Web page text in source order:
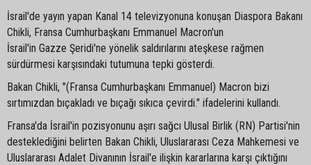
İsrail'de yayın yapan Kanal 14 televizyonuna konuşan Diaspora Bakanı
Chikli, Fransa Cumhurbaşkanı Emmanuel Macron'un
İsrail'in Gazze Şeridi'ne yönelik saldırılarını ateşkese rağmen
sürdürmesi karşısındaki tutumuna tepki gösterdi.
Bakan Chikli, "(Fransa Cumhurbaşkanı Emmanuel) Macron bizi
sırtımızdan bıçakladı ve bıçağı sıkıca çevirdi." ifadelerini kullandı.
Fransa'da İsrail'in pozisyonunu aşırı sağcı Ulusal Birlik (RN) Partisi'nin
desteklediğini belirten Bakan Chikli, Uluslararası Ceza Mahkemesi ve
Uluslararası Adalet Divanının İsrail'e ilişkin kararlarına karşı çıktığını